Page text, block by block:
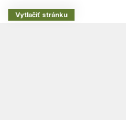
Vytlačiť stránku